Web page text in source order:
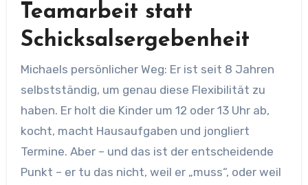
Teamarbeit statt
Schicksalsergebenheit
Michaels persönlicher Weg: Er ist seit 8 Jahren
selbstständig, um genau diese Flexibilität zu
haben. Er holt die Kinder um 12 oder 13 Uhr ab,
kocht, macht Hausaufgaben und jongliert
Termine. Aber – und das ist der entscheidende
Punkt – er tu das nicht, weil er „muss“, oder weil